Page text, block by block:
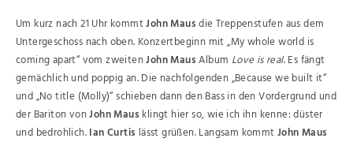
Um kurz nach 21 Uhr kommtJohn Mausdie Treppenstufen aus dem
Untergeschoss nach oben. Konzertbeginn mit „My whole world is
coming apart“ vom zweitenJohn MausAlbum Love is real. Es fängt
gemächlich und poppig an. Die nachfolgenden „Because we built it“
und „No title (Molly)“ schieben dann den Bass in den Vordergrund und
der Bariton vonJohn Maus klingt hier so, wie ich ihn kenne: düster
und bedrohlich.Ian Curtis lässt grüßen. Langsam kommtJohn Maus